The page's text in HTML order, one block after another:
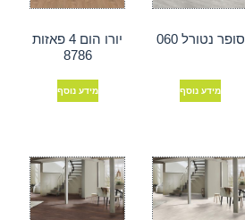
סופר נטורל 060
מידע נוסף
יורו הום 4 פאזות
8786
מידע נוסף